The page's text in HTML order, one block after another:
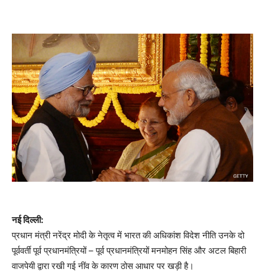
नई दिल्ली:
प्रधान मंत्री नरेंद्र मोदी के नेतृत्व में भारत की अधिकांश विदेश नीति उनके दो
पूर्ववर्ती पूर्व प्रधानमंत्रियों – पूर्व प्रधानमंत्रियों मनमोहन सिंह और अटल बिहारी
वाजपेयी द्वारा रखी गई नींव के कारण ठोस आधार पर खड़ी है।